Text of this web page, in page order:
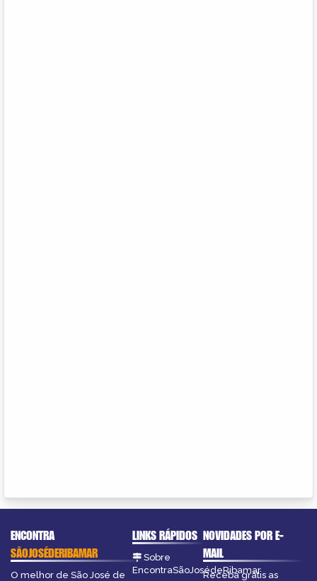
ENCONTRA
SÃOJOSÉDERIBAMAR
O melhor de São José de
LINKS RÁPIDOS
Sobre
EncontraSãoJosédeRibamar
NOVIDADES POR E-
MAIL
Receba grátis as